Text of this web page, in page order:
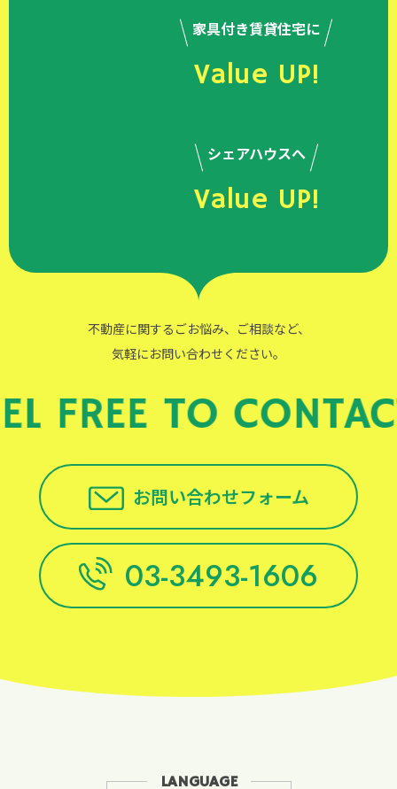
家具付き賃貸住宅に
Value UP!
シェアハウスへ
Value UP!
不動産に関するごお悩み、ご相談など、
気軽にお問い合わせください。
FREE TO
お問い合わせフォーム
03-3493-1606
LANGUAGE